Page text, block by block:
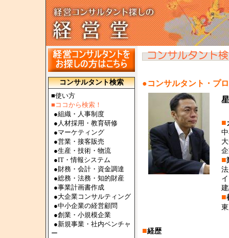
コンサルタント検索
■使い方
■ココから検索！
●組織・人事制度
● 人材採用・教育研修
●マーケティング
●営業・接客販売
●生産・技術・物流
●IT・情報システム
●財務・会計・資金調達
●総務・法務・知的財産
●事業計画書作成
●大企業コンサルティング
●中小企業の経営顧問
●創業・小規模企業
●新規事業・社内ベンチャ
ー
●コンサルタント・プ
■
■
■
■経歴